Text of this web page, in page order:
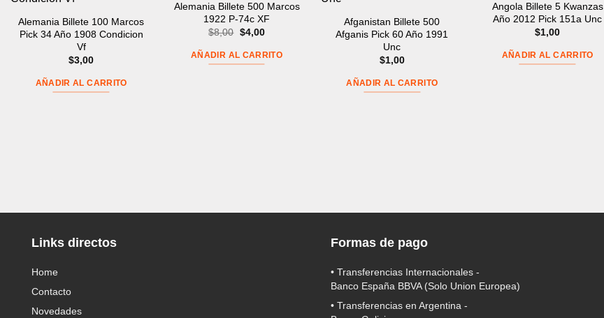
Alemania Billete 100 Marcos
Pick 34 Año 1908 Condicion
Vf
$3,00
AÑADIR AL CARRITO
Alemania Billete 500 Marcos
1922 P-74c XF
$8,00 El
original
era:
$4,00El
actual
es:
AÑADIR AL CARRITO
Afganistan Billete 500
Afganis Pick 60 Año 1991
Unc
$1,00
AÑADIR AL CARRITO
Angola Billete 5 Kwanzas
Año 2012 Pick 151a Unc
$1,00
AÑADIR AL CARRITO
Links directos
Home
Contacto
Novedades
Formas de pago
• Transferencias Internacionales -
Banco España BBVA(Solo Union Europea)
• Transferencias en Argentina -